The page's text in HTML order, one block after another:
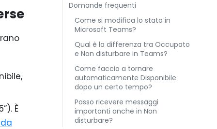
È
Domande frequenti
Come si modifica lo stato in
Microsoft Teams?
Qual è la differenza tra Occupato
e Non disturbare in Teams?
Come faccio a tornare
automaticamente Disponibile
dopo un certo tempo?
Posso ricevere messaggi
importanti anche in Non
disturbare?